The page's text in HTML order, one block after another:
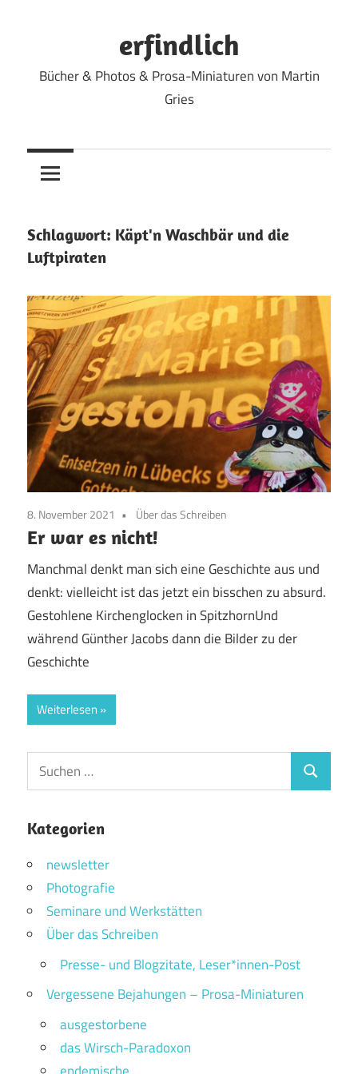
erfindlich
Bücher & Photos & Prosa-Miniaturen von Martin
Gries
Schlagwort: Käpt'n Waschbär und die
Luftpiraten
8. November 2021 Über das Schreiben
Er war es nicht!
Manchmal denkt man sich eine Geschichte aus und
denkt: vielleicht ist das jetzt ein bisschen zu absurd.
Gestohlene Kirchenglocken in SpitzhornUnd
während Günther Jacobs dann die Bilder zu der
Geschichte
Weiterlesen
Suchen
nach:
Suchen
Kategorien
newsletter
Photografie
Seminare und Werkstätten
Über das Schreiben
Presse- und Blogzitate, Leser*innen-Post
Vergessene Bejahungen – Prosa-Miniaturen
ausgestorbene
das Wirsch-Paradoxon